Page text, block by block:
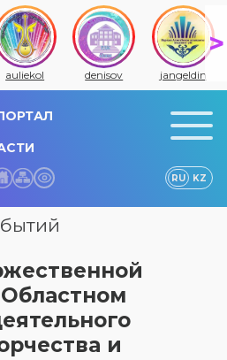
auliekol denisov jangeldin
RU KZ
и